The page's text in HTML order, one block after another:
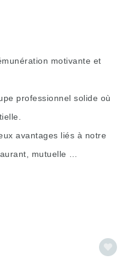
motivante et
professionnel solide où
avantages liés à notre
mutuelle …